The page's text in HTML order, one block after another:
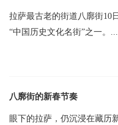
拉萨最古老的街道八廓街10
“中国历史文化名街”之一。...
八廓街的新春节奏
眼下的拉萨，仍沉浸在藏历